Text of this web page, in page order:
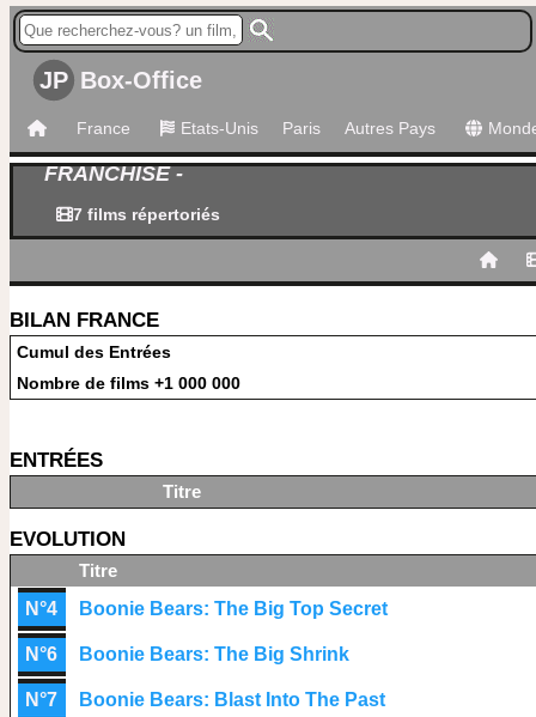
JP Box-Office
France Etats-Unis Paris Autres Pays
FRANCHISE -
7 films répertoriés
BILAN FRANCE
Cumul des Entrées
Nombre de films +1 000 000
ENTRÉES
Titre
EVOLUTION
Titre
N°4 Boonie Bears: The Big Top Secret
N°6 Boonie Bears: The Big Shrink
N°7 Boonie Bears: Blast Into The Past